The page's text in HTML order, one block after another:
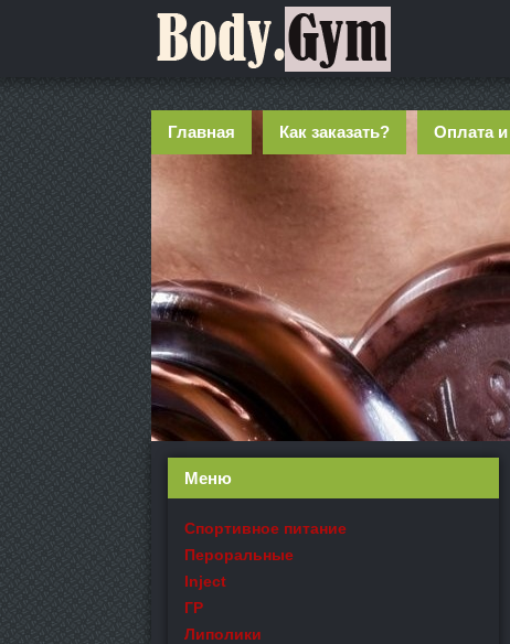
Главная Как заказать? Оплата
Меню
Спортивное питание
Пероральные
Inject
ГР
Липолики